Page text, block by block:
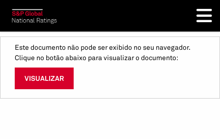
Este documento não pode ser exibido no seu navegador.
Clique no botão abaixo para visualizar o documento:
VISUALIZAR